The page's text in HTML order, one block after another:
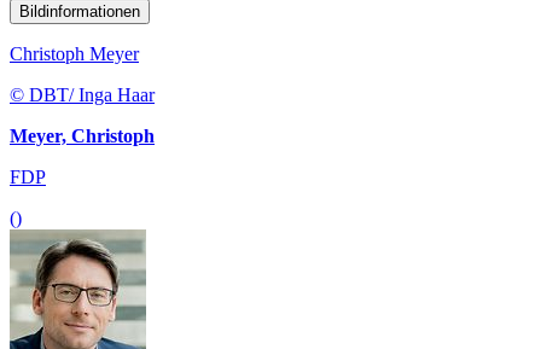
Bildinformationen
Christoph Meyer
© DBT/ Inga Haar
Meyer, Christoph
FDP
()